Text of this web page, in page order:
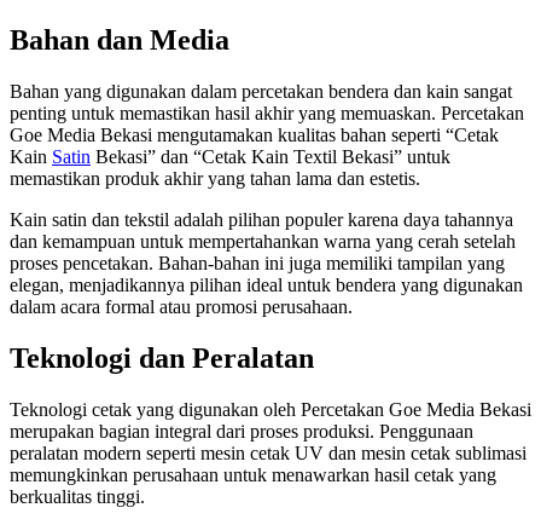
Bahan dan Media
Bahan yang digunakan dalam percetakan bendera dan kain sangat
penting untuk memastikan hasil akhir yang memuaskan. Percetakan
Goe Media Bekasi mengutamakan kualitas bahan seperti “Cetak
Kain Satin Bekasi” dan “Cetak Kain Textil Bekasi” untuk
memastikan produk akhir yang tahan lama dan estetis.
Kain satin dan tekstil adalah pilihan populer karena daya tahannya
dan kemampuan untuk mempertahankan warna yang cerah setelah
proses pencetakan. Bahan-bahan ini juga memiliki tampilan yang
elegan, menjadikannya pilihan ideal untuk bendera yang digunakan
dalam acara formal atau promosi perusahaan.
Teknologi dan Peralatan
Teknologi cetak yang digunakan oleh Percetakan Goe Media Bekasi
merupakan bagian integral dari proses produksi. Penggunaan
peralatan modern seperti mesin cetak UV dan mesin cetak sublimasi
memungkinkan perusahaan untuk menawarkan hasil cetak yang
berkualitas tinggi.